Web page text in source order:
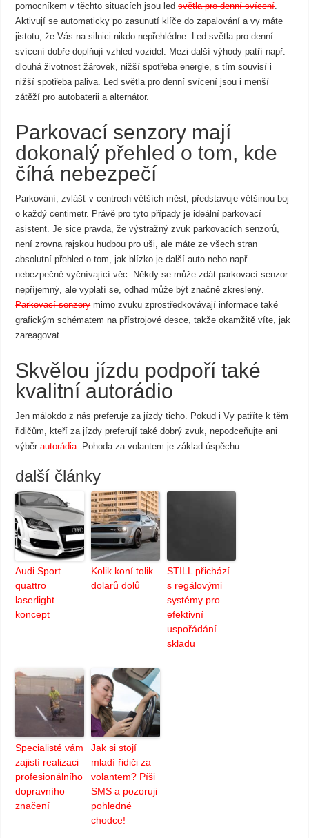
pomocníkem v těchto situacích jsou ledsvětla pro denní svícení.
Aktivují se automaticky po zasunutí klíče do zapalování a vy máte
jistotu, že Vás na silnici nikdo nepřehlédne. Led světla pro denní
svícení dobře doplňují vzhled vozidel. Mezi další výhody patří např.
dlouhá životnost žárovek, nižší spotřeba energie, s tím souvisí i
nižší spotřeba paliva. Led světla pro denní svícení jsou i menší
zátěží pro autobaterii a alternátor.
Parkovací senzory mají
dokonalý přehled o tom, kde
číhá nebezpečí
Parkování, zvlášť v centrech větších měst, představuje většinou boj
o každý centimetr. Právě pro tyto případy je ideální parkovací
asistent. Je sice pravda, že výstražný zvuk parkovacích senzorů,
není zrovna rajskou hudbou pro uši, ale máte ze všech stran
absolutní přehled o tom, jak blízko je další auto nebo např.
nebezpečně vyčnívající věc. Někdy se může zdát parkovací senzor
nepříjemný, ale vyplatí se, odhad může být značně zkreslený.
Parkovací senzorymimo zvuku zprostředkovávají informace také
grafickým schématem na přístrojové desce, takže okamžitě víte, jak
zareagovat.
Skvělou jízdu podpoří také
kvalitní autorádio
Jen málokdo z nás preferuje za jízdy ticho. Pokud i Vy patříte k těm
řidičům, kteří za jízdy preferují také dobrý zvuk, nepodceňujte ani
výběrautorádia. Pohoda za volantem je základ úspěchu.
další články
Audi Sport
quattro
laserlight
koncept
Kolik koní tolik
dolarů dolů
STILL přichází
s regálovými
systémy pro
efektivní
uspořádání
skladu
Specialisté vám
zajistí realizaci
profesionálního
dopravního
značení
Jak si stojí
mladí řidiči za
volantem? Píši
SMS a pozoruji
pohledné
chodce!